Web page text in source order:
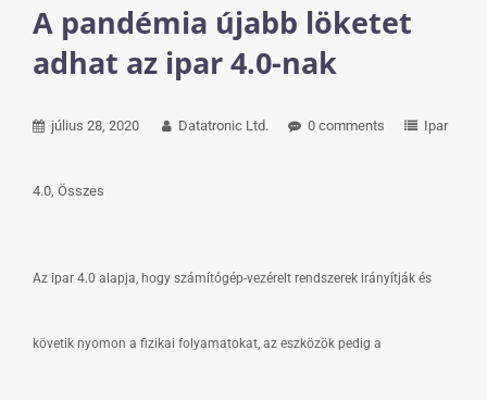
A pandémia újabb löketet
adhat az ipar 4.0-nak
július 28, 2020 Datatronic Ltd. 0 comments Ipar
4.0 Összes
Az ipar 4.0 alapja, hogy számítógép-vezérelt rendszerek irányítják és
követik nyomon a fizikai folyamatokat, az eszközök pedig a